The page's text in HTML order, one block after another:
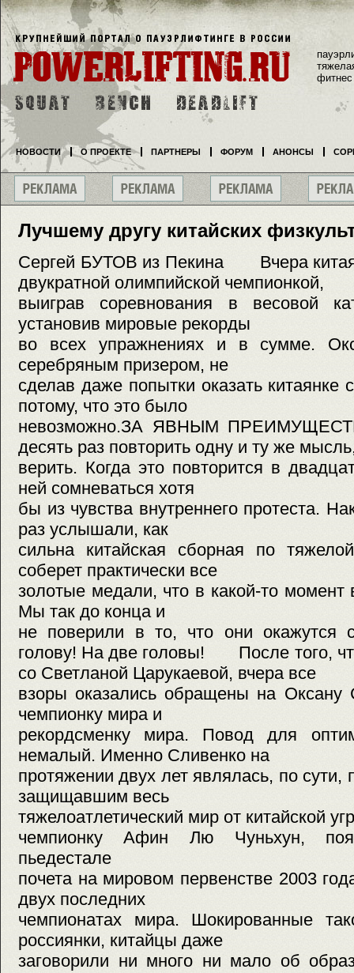
Лучшему другу китайских
Сергей БУТОВ из Пекина Вчера
двукратной олимпийской чемпионкой,
выиграв соревнования в весовой
установив мировые рекорды
во всех упражнениях и в сумме.
серебряным призером, не
сделав даже попытки оказать китаянке
потому, что это было
невозможно.ЗА ЯВНЫМ
десять раз повторить одну и ту же
верить. Когда это повторится в
ней сомневаться хотя
бы из чувства внутреннего протеста.
раз услышали, как
сильна китайская сборная по
соберет практически все
золотые медали, что в какой-то момент
Мы так до конца и
не поверили в то, что они окажутся
голову! На две головы! После того,
со Светланой Царукаевой, вчера все
взоры оказались обращены на Оксану
чемпионку мира и
рекордсменку мира. Повод для
немалый. Именно Сливенко на
протяжении двух лет являлась, по
защищавшим весь
тяжелоатлетический мир от
чемпионку Афин Лю Чуньхун,
пьедестале
почета на мировом первенстве 2003
двух последних
чемпионатах мира. Шокированные
россиянки, китайцы даже
заговорили ни много ни мало об
фитнес
НОВОСТИ О ПРОЕКТЕ ПАРТНЕРЫ ФОРУМ АНОНСЫ